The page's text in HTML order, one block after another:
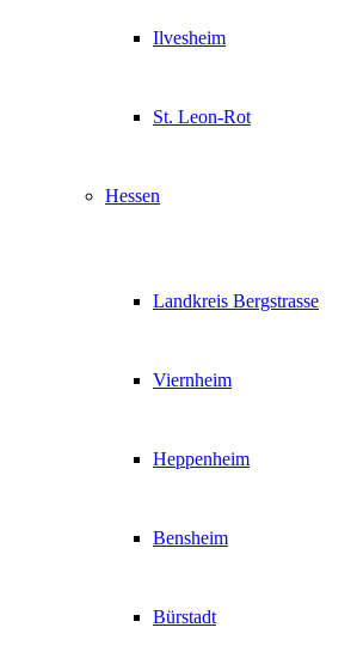
Ilvesheim
St. Leon-Rot
Hessen
Landkreis Bergstrasse
Viernheim
Heppenheim
Bensheim
Bürstadt